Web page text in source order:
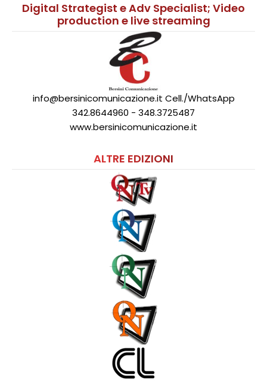
Digital Strategist e Adv Specialist; Video
production e live streaming
info@bersinicomunicazione.it Cell./WhatsApp
342.8644960 - 348.3725487
www.bersinicomunicazione.it
ALTRE EDIZIONI